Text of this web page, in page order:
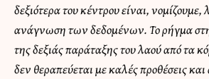
δεξιότερα του κέντρου είναι,
ανάγνωση των δεδομένων. Το ρήγμα
της δεξιάς παράταξης του λαού από τα
δεν θεραπεύεται με καλές προθέσεις